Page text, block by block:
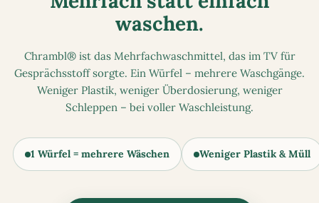
waschen.
Chrambl® ist das Mehrfachwaschmittel, das im TV für
Gesprächsstoff sorgte. Ein Würfel – mehrere Waschgänge.
Weniger Plastik, weniger Überdosierung, weniger
Schleppen – bei voller Waschleistung.
1 Würfel = mehrere Wäschen Weniger Plastik & Müll